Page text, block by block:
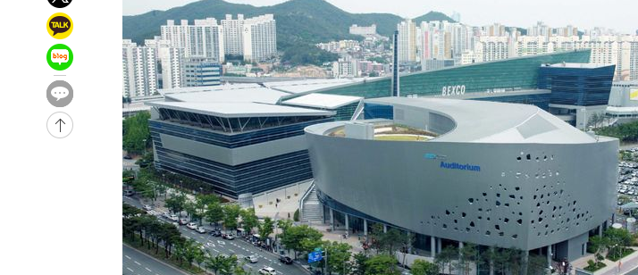
-26223초 전 >
[속보]이 대통령 "부동산 공급 기존 사고방식 매달리지 말고 과감히
실천"
-25308초 전 >
이란, "오만과 '중앙 단일 루트' 합의…북쪽 인바운드·남쪽 아웃바
운드는 임시"
-16876초 전 >
"낮 기온 소폭 하락"…수도권 폭염중대경보, 폭염경보로 하향
-16840초 전 >
[속보]이 대통령, '호우피해' 안동·의성 관할 4개 면 특별재난지역
선포
-16803초 전 >
[단독]중수청 지원 검사들, 정원 초과 시 낮은 계급 임용…희망지 못
갈 수도
-14774초 전 >
낮 최고 37도 찜통더위…곳곳 소나기·강원 많은 비[내일날씨]
SK하이닉스, 용인·청주 팹에 54조 투자…"AI 메모리 수요 선제 대
여자배구 이재영·이다영 자매, 아제르바이잔 투란VC 입단
외국인 심판 성 접대 7경기 들여다보니…한국 축구 '5승 2무'
[속보]코스닥, 2.86포인트(0.36%) 내린 798.81마감
[속보]코스피, 6200선 약보합…0.60% 내린 6258.77에 마쳐